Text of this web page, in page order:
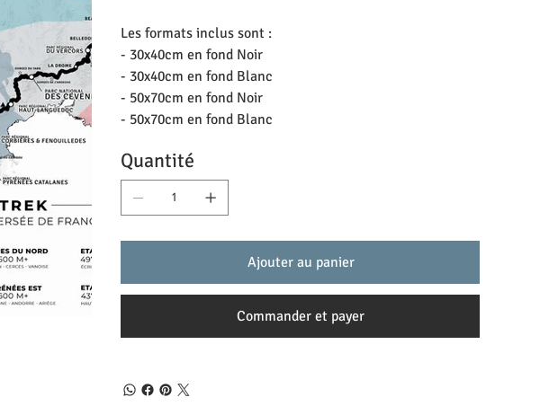
Les formats inclus sont :
- 30x40cm en fond Noir
- 30x40cm en fond Blanc
- 50x70cm en fond Noir
- 50x70cm en fond Blanc
Quantité
Ajouter au panier
Commander et payer